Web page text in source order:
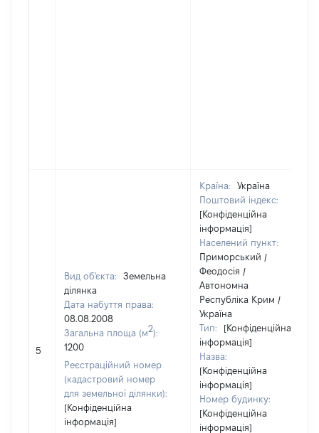
5
Вид об'єкта:
Земельна
ділянка
Дата набуття права:
08.08.2008
Загальна площа (м2):
1200
Реєстраційний номер
(кадастровий номер
для земельної ділянки):
[Конфіденційна
інформація]
Країна:
Україна
Поштовий індекс:
[Конфіденційна
інформація]
Населений пункт:
Приморський /
Феодосія /
Автономна
Республіка Крим /
Україна
Тип:
[Конфіденційна
інформація]
Назва:
[Конфіденційна
інформація]
Номер будинку:
[Конфіденційна
інформація]